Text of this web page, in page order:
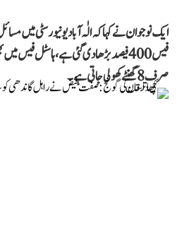
ایک نوجوان نے کہا کہ الٰہ آباد یونیورسٹی میں
فیس 400 فیصد بڑھا دی گئی ہے، ہاسٹل فیس
صرف 8 گھنٹے کھولی جاتی ہے۔